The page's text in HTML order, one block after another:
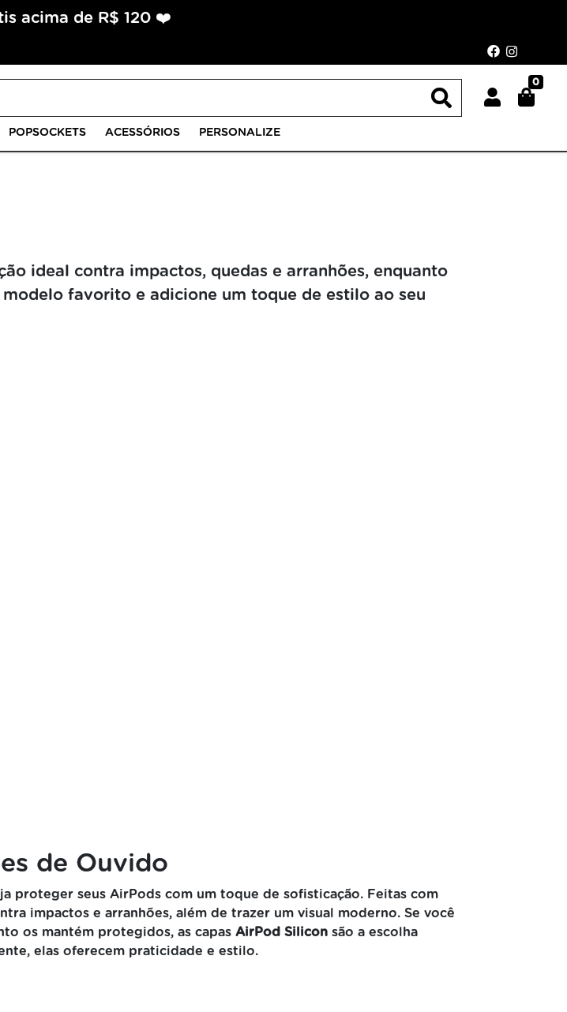
acima de R$ 120 ❤️
0
POPSOCKETS ACESSÓRIOS PERSONALIZE
ideal contra impactos, quedas e arranhões, enquanto
favorito e adicione um toque de estilo ao seu
de Ouvido
proteger seus AirPods com um toque de sofisticação. Feitas com
impactos e arranhões, além de trazer um visual moderno. Se você
os mantém protegidos, as capas AirPod Silicon são a escolha
elas oferecem praticidade e estilo.